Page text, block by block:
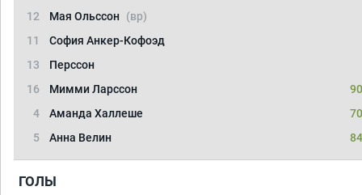
12 Мая Ольссон
(вр)
11
София Анкер-Кофоэд
13
Перссон
16
Мимми Ларссон
4
Аманда Халлеше
5
Анна Велин
ГОЛЫ